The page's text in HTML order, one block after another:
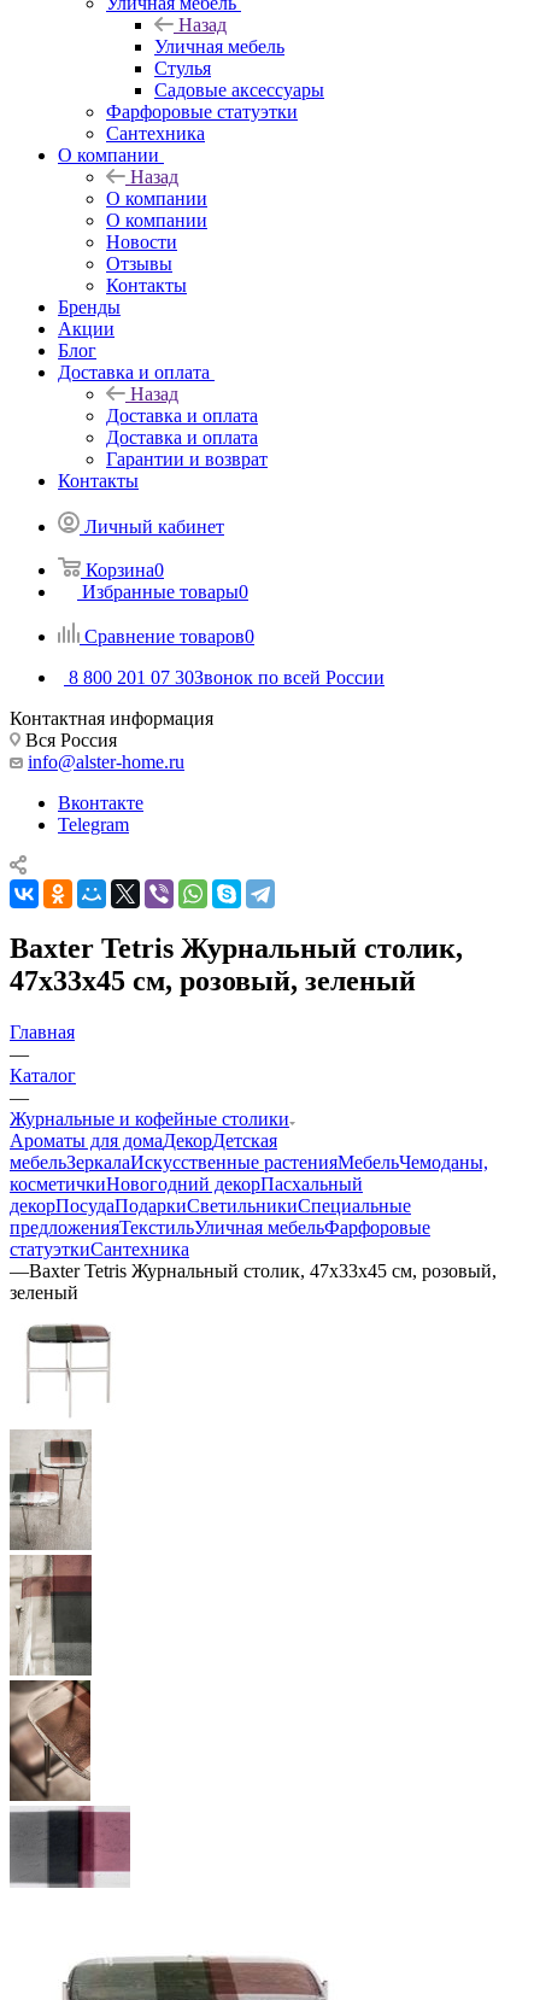
Назад
Уличная мебель
Стулья
Садовые аксессуары
Фарфоровые статуэтки
Сантехника
О компании
Назад
О компании
О компании
Новости
Отзывы
Контакты
Бренды
Акции
Блог
Доставка и оплата
Назад
Доставка и оплата
Доставка и оплата
Гарантии и возврат
Контакты
Личный кабинет
Корзина0
Избранные товары0
Сравнение товаров0
8 800 201 07 30Звонок по всей России
Контактная информация
Вся Россия
info@alster-home.ru
Вконтакте
Telegram
Baxter Tetris Журнальный столик,
47х33х45 см, розовый, зеленый
Главная
—
Каталог
—
Журнальные и кофейные столики
Ароматы для домаДекорДетская
мебельЗеркалаИскусственные растенияМебельЧемоданы,
косметичкиНовогодний декорПасхальный
декорПосудаПодаркиСветильникиСпециальные
предложенияТекстильУличная мебельФарфоровые
статуэткиСантехника
—Baxter Tetris Журнальный столик, 47х33х45 см, розовый,
зеленый